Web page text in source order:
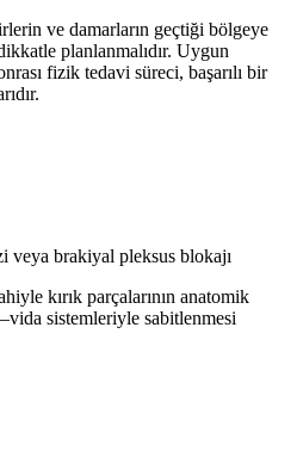
ve damarların geçtiği bölgeye
planlanmalıdır. Uygun
fizik tedavi süreci, başarılı bir
veya brakiyal pleksus blokajı
kırık parçalarının anatomik
sistemleriyle sabitlenmesi